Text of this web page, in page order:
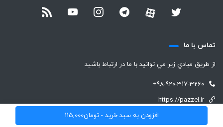
افزودن به سبد خرید -تومان115,000
تماس با ما
از طريق مبادي زير مي توانيد با ما در ارتباط باشيد
+98-920-317-3260
https://pazzel.ir
support (@) pazzel.ir